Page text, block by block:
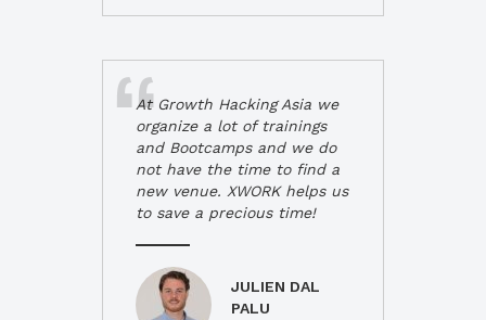
At Growth Hacking Asia we
organize a lot of trainings
and Bootcamps and we do
not have the time to find a
new venue. XWORK helps us
to save a precious time!
JULIEN DAL
PALU